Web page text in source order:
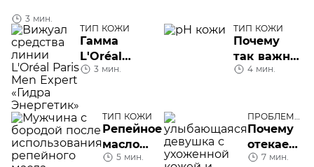
3 мин.
ТИП КОЖИ
Гамма
L'Oréal
Paris Men
Энергетик»
3 мин.
ТИП КОЖИ
Почему
так важно
соблюдать
4 мин.
ТИП КОЖИ
Репейное
масло
для5 мин.
ПРОБЛЕМЫ
КОЖИ
ЛИЦА
Почему
отекает
лицо по
7 мин.